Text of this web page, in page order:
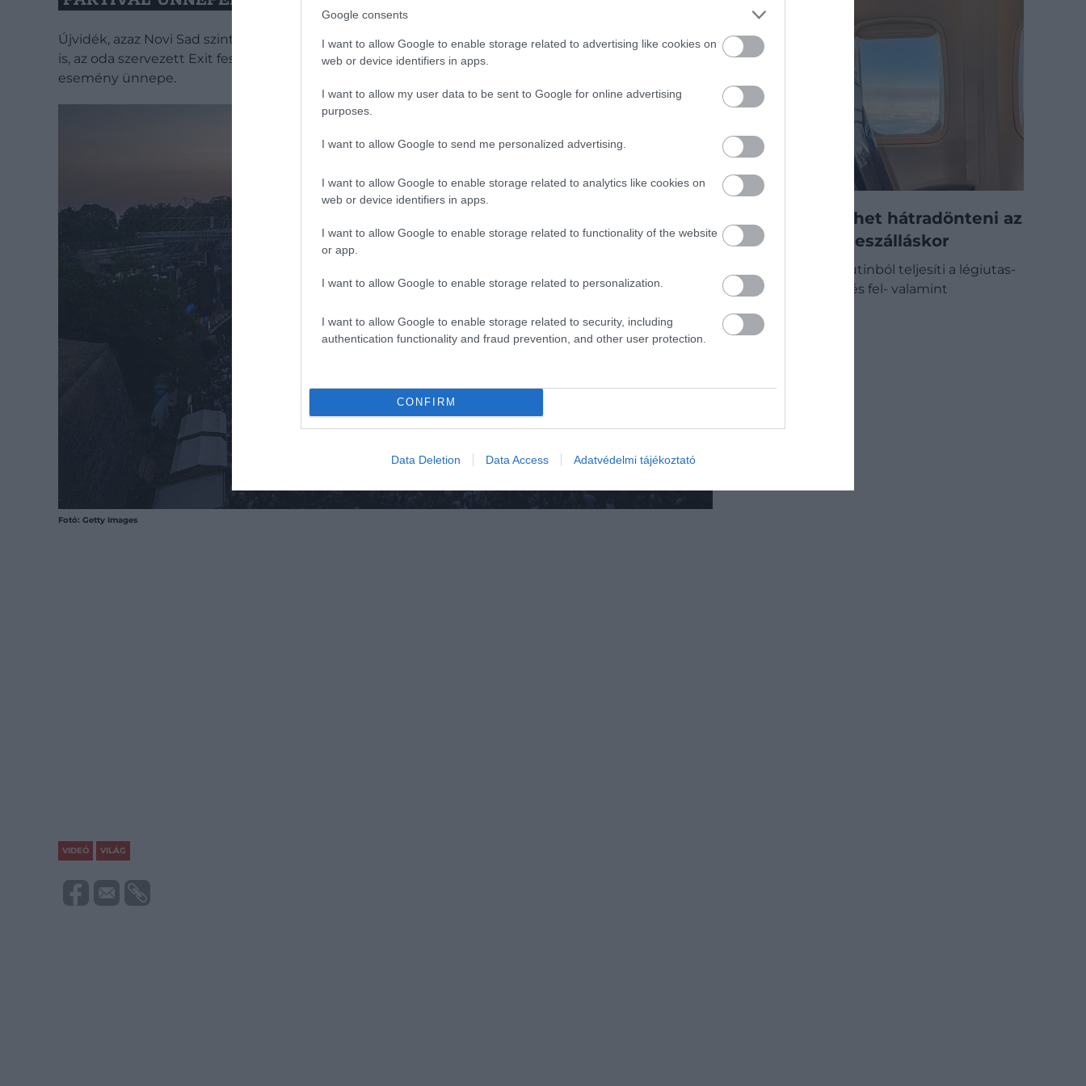
Google consents
I want to allow Google to enable storage related to advertising like cookies on
web or device identifiers in apps.
I want to allow my user data to be sent to Google for online advertising
purposes.
I want to allow Google to send me personalized advertising.
I want to allow Google to enable storage related to analytics like cookies on
web or device identifiers in apps.
I want to allow Google to enable storage related to functionality of the website
or app.
I want to allow Google to enable storage related to personalization.
I want to allow Google to enable storage related to security, including
authentication functionality and fraud prevention, and other user protection.
CONFIRM
Data Deletion Data Access Adatvédelmi tájékoztató
Újvidék, azaz Novi Sad szintén érdekes történelmi múlttal rendelkezik, a város a Vajdaság székhelye
is, az oda szervezett Exit fesztivál pedig nemcsak egy partisorozat, hanem egy fontos történelmi
esemény ünnepe.
Fotó: Getty Images
VIDEÓ VILÁG
Ezért nem lehet hátradönteni az
ülést fel- és leszálláskor
A legtöbb utas rutinból teljesíti a légiutas-
kísérők kérését, és fel- valamint
ÚTI CÉL